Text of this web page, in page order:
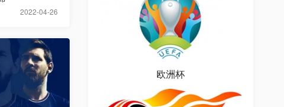
2022-04-26
欧洲杯